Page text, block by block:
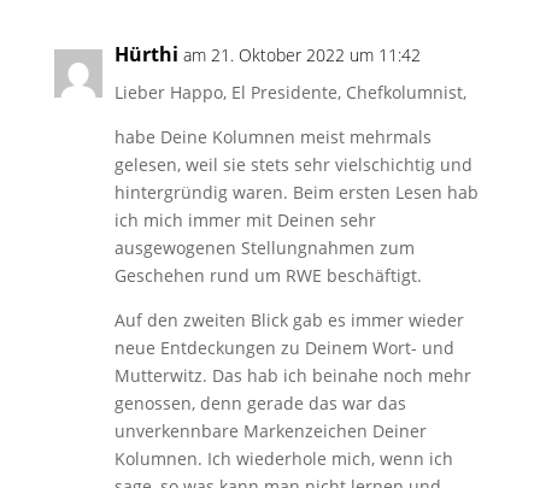
Hürthi am 21. Oktober 2022 um 11:42
Lieber Happo, El Presidente, Chefkolumnist,
habe Deine Kolumnen meist mehrmals
gelesen, weil sie stets sehr vielschichtig und
hintergründig waren. Beim ersten Lesen hab
ich mich immer mit Deinen sehr
ausgewogenen Stellungnahmen zum
Geschehen rund um RWE beschäftigt.
Auf den zweiten Blick gab es immer wieder
neue Entdeckungen zu Deinem Wort- und
Mutterwitz. Das hab ich beinahe noch mehr
genossen, denn gerade das war das
unverkennbare Markenzeichen Deiner
Kolumnen. Ich wiederhole mich, wenn ich